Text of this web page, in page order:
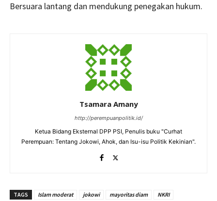
Bersuara lantang dan mendukung penegakan hukum.
Tsamara Amany
http://perempuanpolitik.id/
Ketua Bidang Eksternal DPP PSI, Penulis buku "Curhat
Perempuan: Tentang Jokowi, Ahok, dan Isu-isu Politik Kekinian".
TAGS Islam moderat jokowi mayoritas diam NKRI